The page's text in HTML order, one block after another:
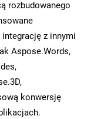
rozbudowanego
integrację z innymi
Aspose.Words,
konwersję